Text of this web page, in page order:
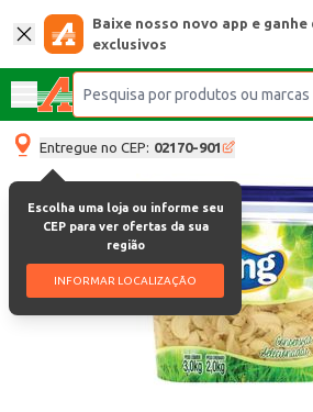
Baixe nosso novo app e
exclusivos
Entregue no CEP: 02170-901
Escolha uma loja ou informe seu
CEP para ver ofertas da sua
região
INFORMAR LOCALIZAÇÃO